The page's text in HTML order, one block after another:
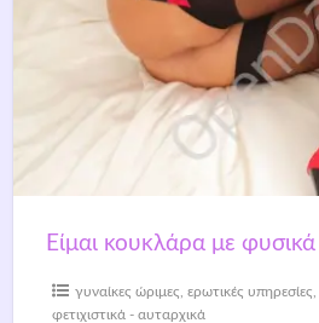
γυναίκες ώριμες ερωτικές υπηρεσίες
φετιχιστικά - αυταρχικά